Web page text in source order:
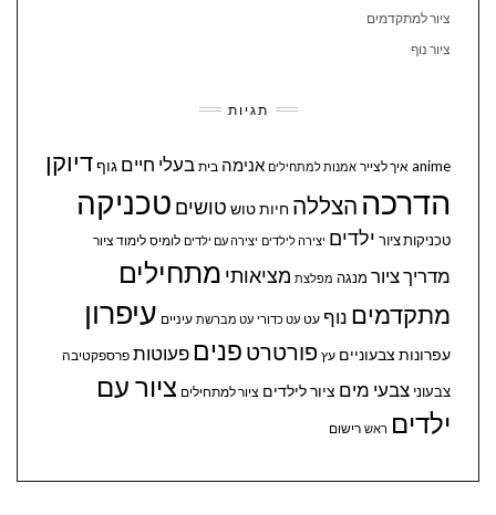
ציור למתקדמים
ציור נוף
תגיות
anime איך לצייר אמנות למתחילים אנימה בית בעלי חיים גוףדיוקן
הדרכה הצללה חיותטוש טושים טכניקה
טכניקות ציור ילדים יצירה לילדים יצירה עם ילדים לומיס לימוד ציור
מדריך ציור מנגה מפלצת מציאותי מתחילים
מתקדמים נוף עט עט כדורי עט מברשת עיניים עיפרון
עפרונות צבעוניים עץ פורטרט פנים פעוטות פרספקטיבה
צבעוני צבעי מים ציור לילדים ציור למתחילים ציור עם
ילדים ראש רישום